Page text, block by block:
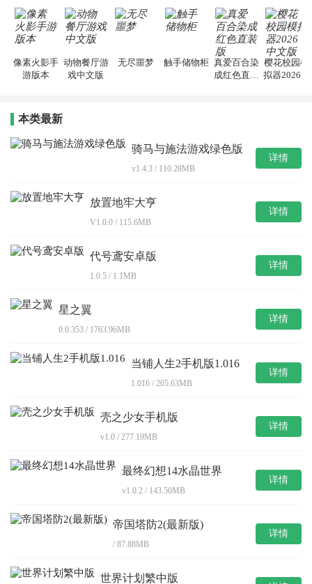
像素火影手
游版本
动物餐厅游
戏中文版
无尽噩梦 触手储物柜 真爱百合染
成红色直装
樱花校园模
拟器2026中
本类最新
骑马与施法游戏绿色版
v1.4.3 / 110.28MB
详情
放置地牢大亨
V1.0.0 / 115.6MB
详情
代号鸢安卓版
1.0.5 / 1.1MB
详情
星之翼
0.0.353 / 1763.96MB
详情
当铺人生2手机版1.016
1.016 / 205.63MB
详情
壳之少女手机版
v1.0 / 277.19MB
详情
最终幻想14水晶世界
v1.0.2 / 143.50MB
详情
帝国塔防2(最新版)
/ 87.88MB
详情
世界计划繁中版